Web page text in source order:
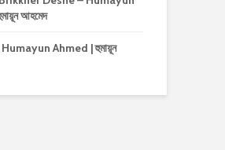
আহমেদ
Ahmed | হুমায়ূন